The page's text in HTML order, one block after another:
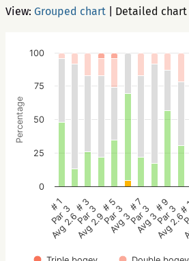
View: Grouped chart Detailed chart
Percentage
# 1
Par 3
Avg 2.6
# 3
Par 3
Avg 2.9
# 5
Par 3
Avg 3
# 7
Par 3
Avg 3
# 9
Par 3
Avg 2.6
#
0
25
50
75
100